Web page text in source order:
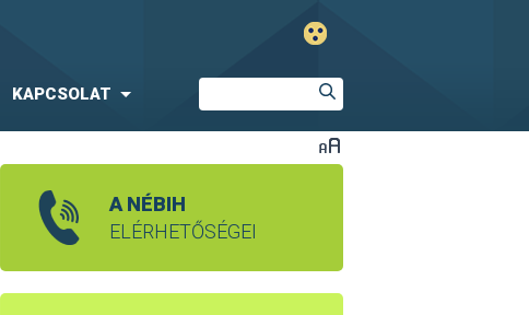
KAPCSOLAT
A NÉBIH
ELÉRHETŐSÉGEI